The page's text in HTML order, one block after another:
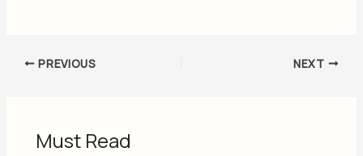
PREVIOUS NEXT
Must Read